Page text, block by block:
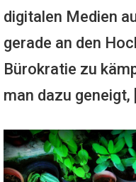
digitalen Medien
gerade an den
Bürokratie zu
man dazu geneigt,